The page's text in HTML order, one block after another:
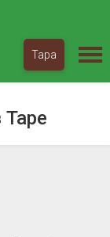
Тара
Тара